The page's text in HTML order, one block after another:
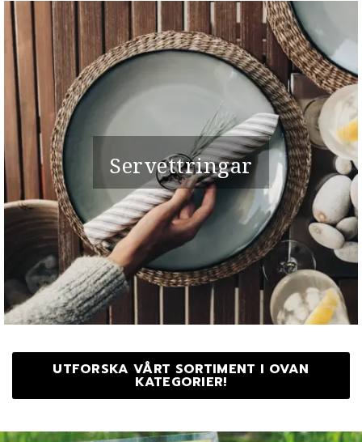
Servettringar
UTFORSKA VÅRT SORTIMENT I OVAN
KATEGORIER!